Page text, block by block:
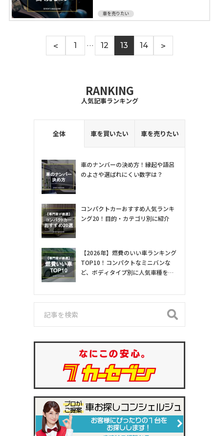
車を売りたい
< 1 … 12 13 14 >
RANKING
人気記事ランキング
全体 車を買いたい 車を売りたい
車のナンバーの決め方！縁起や語呂
のよさや選ばれにくい数字は？
コンパクトカーおすすめ人気ランキ
ング20！目的・カテゴリ別に紹介
【2026年】燃費のいい車ランキング
TOP10！コンパクトなミニバンな
ど、ボディタイプ別に人気車種を専